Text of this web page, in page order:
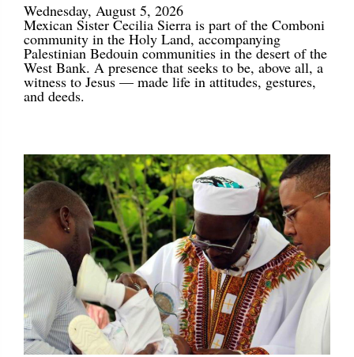
Wednesday, August 5, 2026
Mexican Sister Cecilia Sierra is part of the Comboni
community in the Holy Land, accompanying
Palestinian Bedouin communities in the desert of the
West Bank. A presence that seeks to be, above all, a
witness to Jesus — made life in attitudes, gestures,
and deeds.